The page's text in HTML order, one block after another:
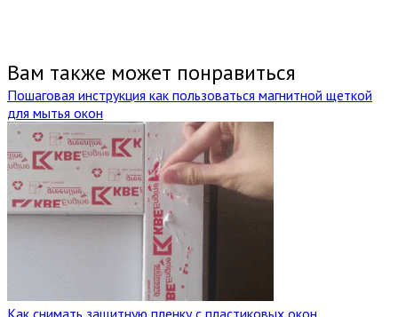
Вам также может понравиться
Пошаговая инструкция как пользоваться магнитной щеткой
для мытья окон